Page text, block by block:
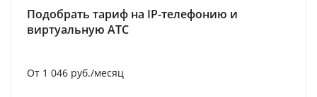
Подобрать тариф на IP-телефонию и
виртуальную АТС
От 1 046 руб./месяц